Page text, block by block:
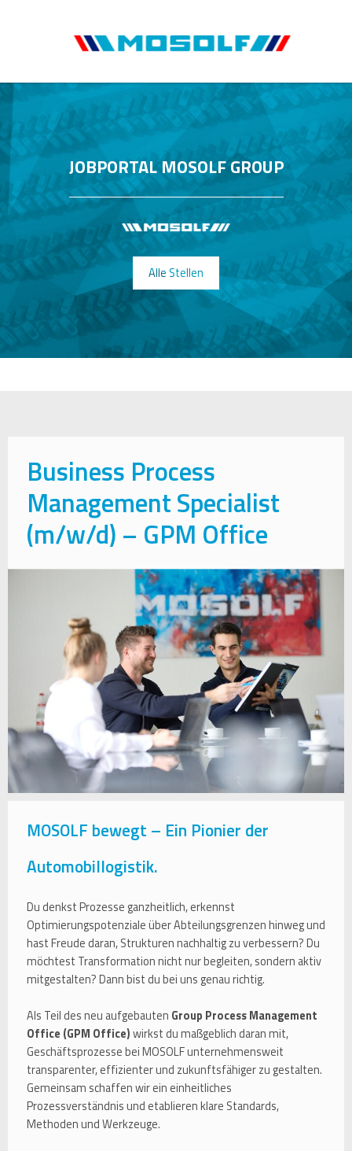
JOBPORTAL MOSOLF GROUP
Alle Stellen
Business Process
Management Specialist
(m/w/d) – GPM Office
MOSOLF bewegt – Ein Pionier der
Automobillogistik.
Du denkst Prozesse ganzheitlich, erkennst
Optimierungspotenziale über Abteilungsgrenzen hinweg und
hast Freude daran, Strukturen nachhaltig zu verbessern? Du
möchtest Transformation nicht nur begleiten, sondern aktiv
mitgestalten? Dann bist du bei uns genau richtig.
Als Teil des neu aufgebauten Group Process Management
Office (GPM Office)wirkst du maßgeblich daran mit,
Geschäftsprozesse bei MOSOLF unternehmensweit
transparenter, effizienter und zukunftsfähiger zu gestalten.
Gemeinsam schaffen wir ein einheitliches
Prozessverständnis und etablieren klare Standards,
Methoden und Werkzeuge.